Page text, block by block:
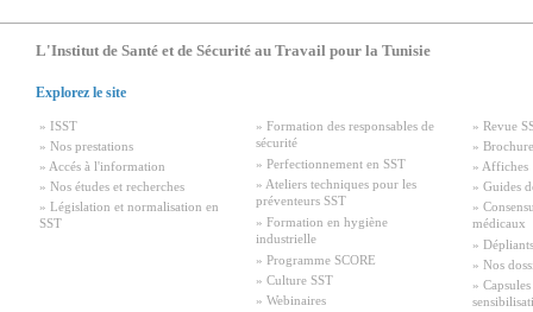
L'Institut de Santé et de Sécurité au Travail pour la Tunisie
Explorez le site
» ISST
» Nos prestations
» Accés à l'information
» Nos études et recherches
» Législation et normalisation en
SST
» Formation des responsables de
sécurité
» Perfectionnement en SST
» Ateliers techniques pour les
préventeurs SST
» Formation en hygiène
industrielle
» Programme SCORE
» Culture SST
» Webinaires
» Revue
»
» Affiches
» Guides
»
médicaux
» Dépliants
» Nos
»